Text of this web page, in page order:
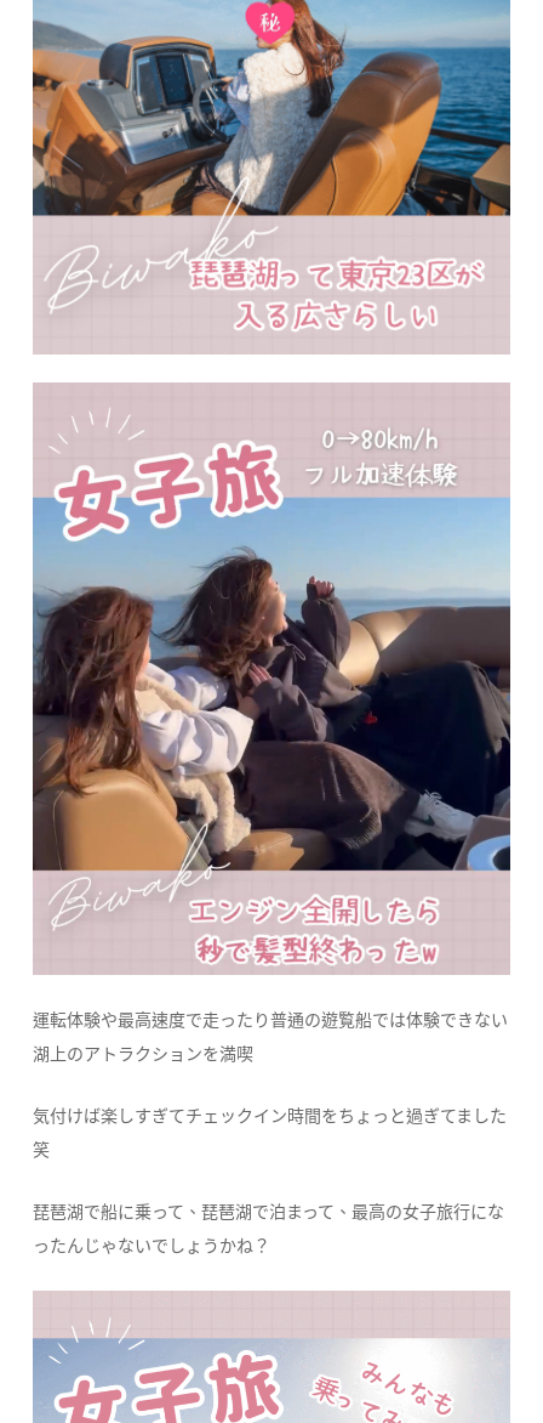
運転体験や最高速度で走ったり普通の遊覧船では体験できない
湖上のアトラクションを満喫
気付けば楽しすぎてチェックイン時間をちょっと過ぎてました
笑
琵琶湖で船に乗って、琵琶湖で泊まって、最高の女子旅行にな
ったんじゃないでしょうかね？